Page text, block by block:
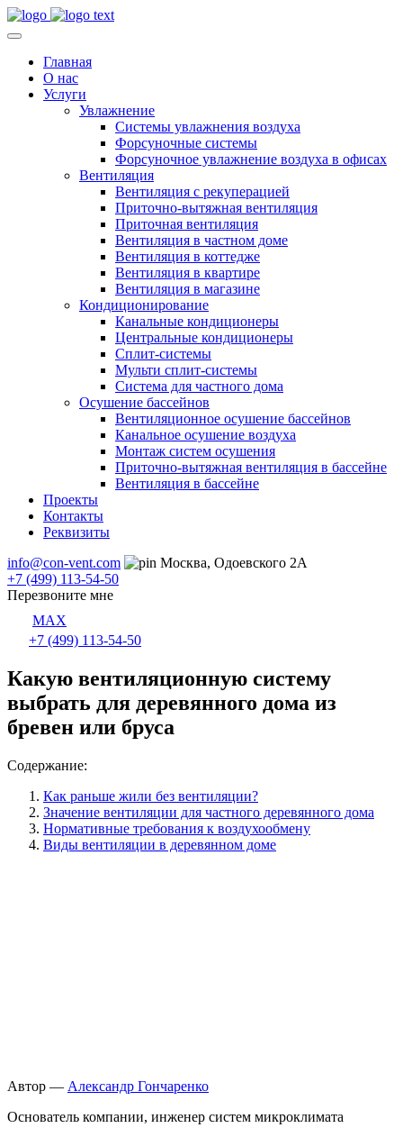
Главная
О нас
Услуги
Увлажнение
Системы увлажнения воздуха
Форсуночные системы
Форсуночное увлажнение воздуха в офисах
Вентиляция
Вентиляция с рекуперацией
Приточно-вытяжная вентиляция
Приточная вентиляция
Вентиляция в частном доме
Вентиляция в коттедже
Вентиляция в квартире
Вентиляция в магазине
Кондиционирование
Канальные кондиционеры
Центральные кондиционеры
Сплит-системы
Мульти сплит-системы
Система для частного дома
Осушение бассейнов
Вентиляционное осушение бассейнов
Канальное осушение воздуха
Монтаж систем осушения
Приточно-вытяжная вентиляция в бассейне
Вентиляция в бассейне
Проекты
Контакты
Реквизиты
info@con-vent.com
Москва, Одоевского 2А
+7 (499) 113-54-50
Перезвоните мне
MAX
+7 (499) 113-54-50
Какую вентиляционную систему
выбрать для деревянного дома из
бревен или бруса
Содержание:
Как раньше жили без вентиляции?
Значение вентиляции для частного деревянного дома
Нормативные требования к воздухообмену
Виды вентиляции в деревянном доме
Автор — Александр Гончаренко
Основатель компании, инженер систем микроклимата